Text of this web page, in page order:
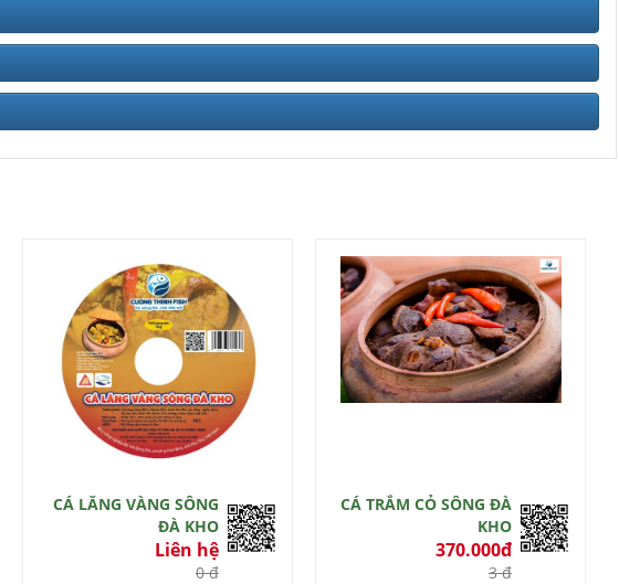
CÁ LĂNG VÀNG SÔNG
ĐÀ KHO
Liên hệ
0 đ
CÁ TRẮM CỎ SÔNG ĐÀ
KHO
370.000đ
3 đ